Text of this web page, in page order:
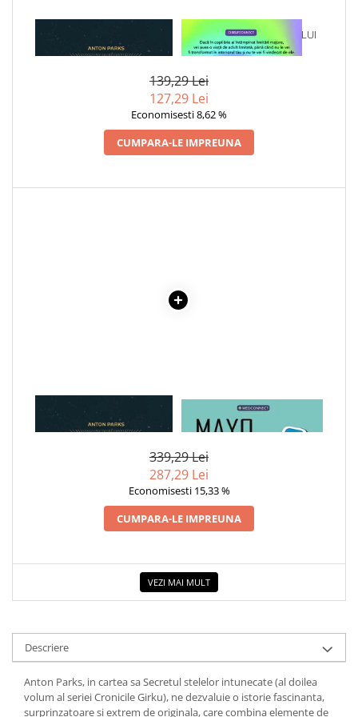
Cadouri
Carti in dar
Carti pentru copii
Literatura Universala
Carte Prescolara, Joc
Pot desena minunat
Sa coloram cu Nicol
Clubul Premiantilor
Culegeri Auxiliare
Enciclopedii
Kids Book Club
Legende istorice
1 x SECRETUL STELELOR
INTUNECATE. CRONICILE
1 x VINDECAREA COPILULUI
INTERIOR
139,29 Lei
127,29 Lei
Economisesti 8,62 %
CUMPARA-LE IMPREUNA
1 x SECRETUL STELELOR
INTUNECATE. CRONICILE
1 x MAYO CLINIC. CARTEA
ESENTIALA DESPRE DIABETUL
339,29 Lei
287,29 Lei
Economisesti 15,33 %
CUMPARA-LE IMPREUNA
VEZI MAI MULT
Descriere
Anton Parks, in cartea sa Secretul stelelor intunecate (al doilea
volum al seriei Cronicile Girku), ne dezvaluie o istorie fascinanta,
surprinzatoare si extrem de originala, care combina elemente de